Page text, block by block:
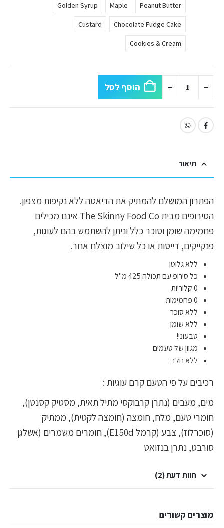
Peanut Butter
Maple
Golden Syrup
Chocolate Fudge Cake
Custard
Cookies & Cream
הוסף לסל
תיאור
הפתרון המושלם להמתיק את הדיאטה ללא נקיפות מצפון.
הסירופים מבית The Skinny Food Co אינם מכילים
פחמימה שומן וסוכר כלל וניתן להשתמש בהם לעוגות,
פנקייקים, דייסות או כל שילוב מוצלח אחר.
ללא גלוטן
כל סירופ עם תכולה 425 מ"ל
0 קלוריות
0 פחמימות
ללא סוכר
ללא שומן
טבעוני!
מגוון של טעמים
ללא חלב
רכיבים על פי הטעם קרם עוגיות :
מים, מעבים (נתרן קרבוקסי מתיל תאית, מסטיק קסנטן),
חומרי טעם, מלח, חומצה (חומצה לקטית), ממתיק
(סוכרלוז), צבע (קרמל E150d), חומרים משמרים (אשלגן
סורבט, נתרן בנזואט
חוות דעת (2)
מוצרים קשורים